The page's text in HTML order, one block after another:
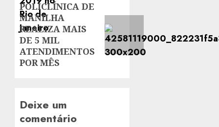
Next
post:
POLICLÍNICA DE
MANILHA
REALIZA MAIS
DE 5 MIL
ATENDIMENTOS
POR MÊS
Deixe um
comentário